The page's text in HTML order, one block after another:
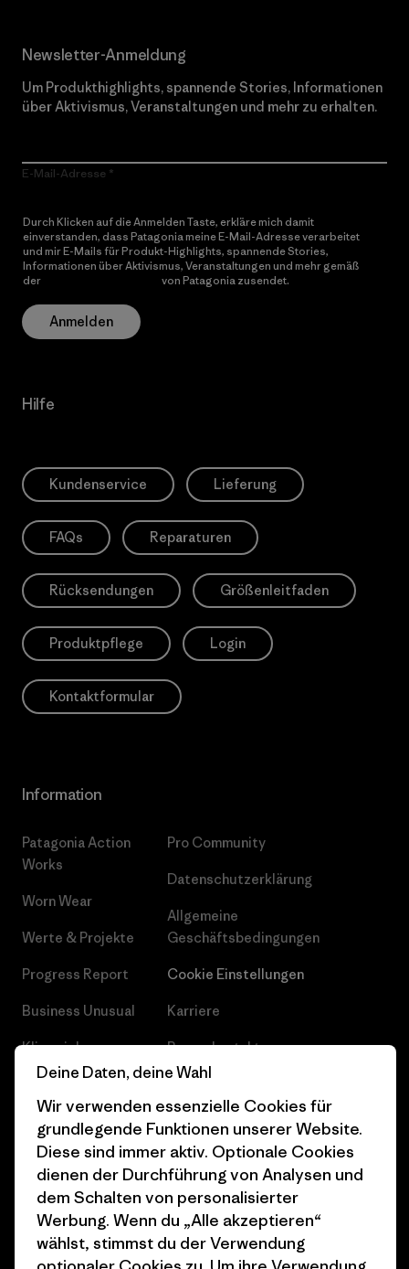
Newsletter-Anmeldung
Um Produkthighlights, spannende Stories, Informationen
über Aktivismus, Veranstaltungen und mehr zu erhalten.
E-Mail-Adresse
Durch Klicken auf die Anmelden Taste, erkläre mich damit
einverstanden, dass Patagonia meine E-Mail-Adresse verarbeitet
und mir E-Mails für Produkt-Highlights, spannende Stories,
Informationen über Aktivismus, Veranstaltungen und mehr gemäß
der
von Patagonia zusendet.
Anmelden
Hilfe
Kundenservice Lieferung
FAQs Reparaturen
Rücksendungen Größenleitfaden
Produktpflege Login
Kontaktformular
Information
Patagonia Action
Works
Worn Wear
Werte & Projekte
Progress Report
Business Unusual
Klimaziele
1% For The Planet
Wie wir finanzieren
Geschenkgutscheine
Stores in deiner
Nähe
Pro Community
Datenschutzerklärung
Allgemeine
Geschäftsbedingungen
Cookie Einstellungen
Karriere
Pressekontakt
Industry program
Affiliate-Programm
Patagonia Österreich
Seitenverzeichnis
Deine Daten, deine Wahl
Wir verwenden essenzielle Cookies für
grundlegende Funktionen unserer Website.
Diese sind immer aktiv. Optionale Cookies
dienen der Durchführung von Analysen und
dem Schalten von personalisierter
Werbung. Wenn du „Alle akzeptieren“
wählst, stimmst du der Verwendung